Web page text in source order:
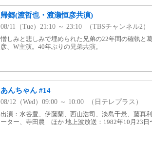
帰郷(渡哲也・渡瀬恒彦共演)
08/11（Tue）21:10 ～ 23:10 （TBSチャンネル2）
憎しみと悲しみで埋められた兄弟の22年間の確執と
彦、W主演。40年ぶりの兄弟共演。
あんちゃん #14
08/12（Wed）09:00 ～ 10:00 （日テレプラス）
出演：水谷豊、伊藤蘭、西山浩司、淡島千景、藤真
ーター、寺田農 ほか 地上波放送：1982年10月23日